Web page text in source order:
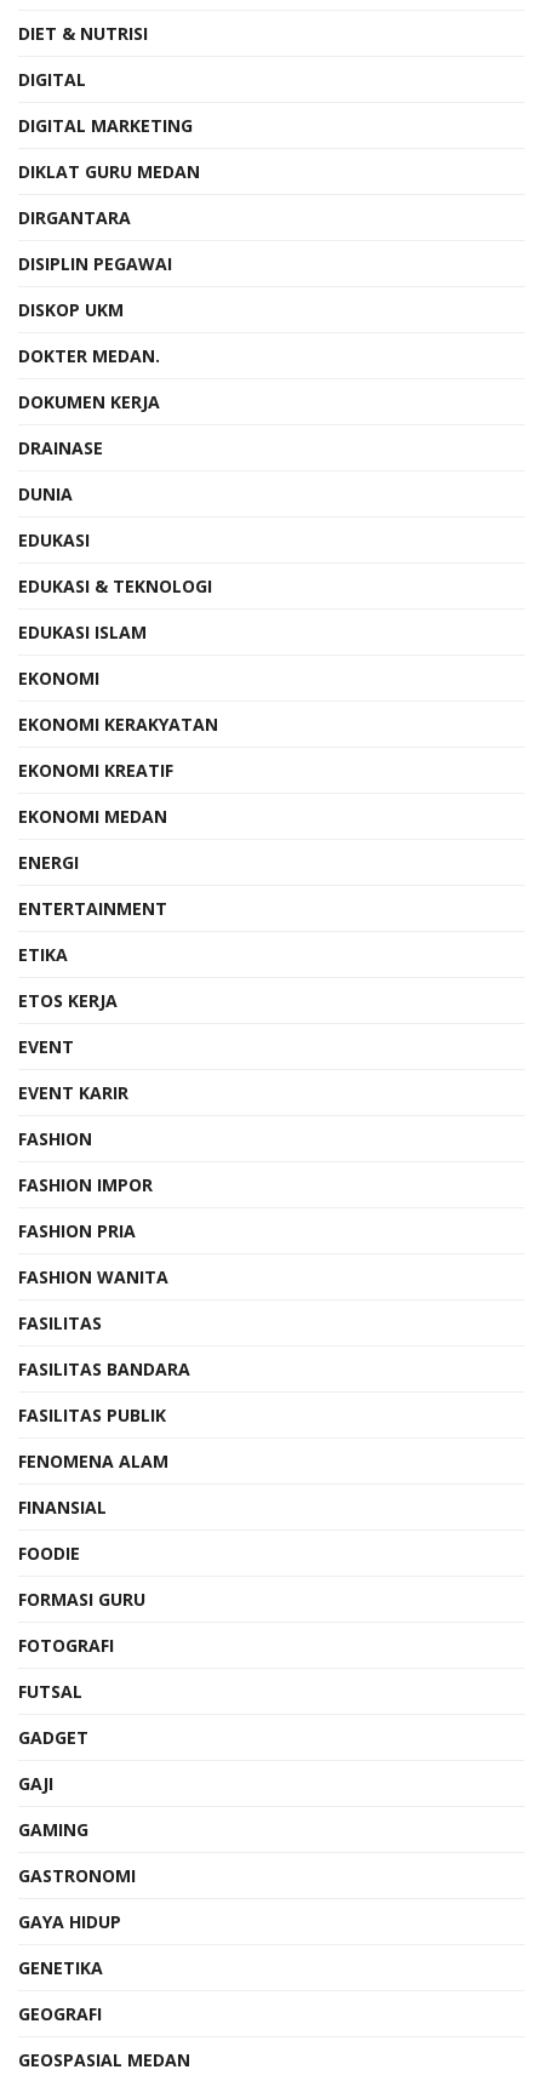
DIET & NUTRISI
DIGITAL
DIGITAL MARKETING
DIKLAT GURU MEDAN
DIRGANTARA
DISIPLIN PEGAWAI
DISKOP UKM
DOKTER MEDAN.
DOKUMEN KERJA
DRAINASE
DUNIA
EDUKASI
EDUKASI & TEKNOLOGI
EDUKASI ISLAM
EKONOMI
EKONOMI KERAKYATAN
EKONOMI KREATIF
EKONOMI MEDAN
ENERGI
ENTERTAINMENT
ETIKA
ETOS KERJA
EVENT
EVENT KARIR
FASHION
FASHION IMPOR
FASHION PRIA
FASHION WANITA
FASILITAS
FASILITAS BANDARA
FASILITAS PUBLIK
FENOMENA ALAM
FINANSIAL
FOODIE
FORMASI GURU
FOTOGRAFI
FUTSAL
GADGET
GAJI
GAMING
GASTRONOMI
GAYA HIDUP
GENETIKA
GEOGRAFI
GEOSPASIAL MEDAN